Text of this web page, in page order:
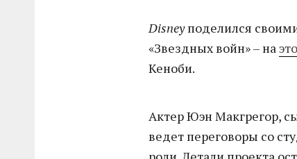
Disneyподелился
«Звездных войн» – на
Кеноби.
Актер Юэн Макгрегор,
ведет переговоры со